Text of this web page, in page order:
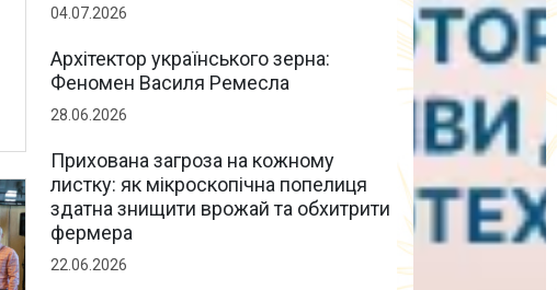
04.07.2026
Архітектор українського зерна:
Феномен Василя Ремесла
28.06.2026
Прихована загроза на кожному
листку: як мікроскопічна попелиця
здатна знищити врожай та обхитрити
фермера
22.06.2026